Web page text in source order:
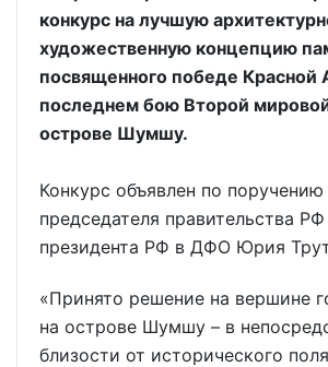
конкурс на лучшую
художественную концепцию
посвященного победе Красной
последнем бою Второй
острове Шумшу.
Конкурс объявлен по поручению
председателя правительства
президента РФ в ДФО Юрия
«Принято решение на вершине
на острове Шумшу – в
близости от исторического